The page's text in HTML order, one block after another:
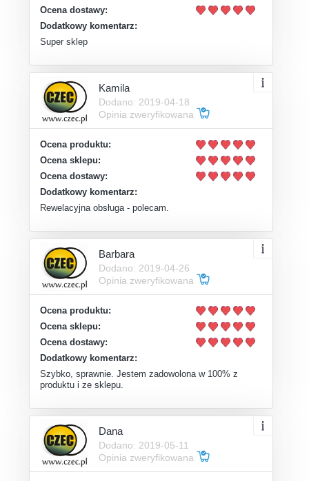
Ocena dostawy:
Dodatkowy komentarz:
Super sklep
Kamila
Dodano: 2019-04-18
Opinia zweryfikowana
Ocena produktu:
Ocena sklepu:
Ocena dostawy:
Dodatkowy komentarz:
Rewelacyjna obsługa - polecam.
Barbara
Dodano: 2019-04-26
Opinia zweryfikowana
Ocena produktu:
Ocena sklepu:
Ocena dostawy:
Dodatkowy komentarz:
Szybko, sprawnie. Jestem zadowolona w 100% z
produktu i ze sklepu.
Dana
Dodano: 2019-05-11
Opinia zweryfikowana